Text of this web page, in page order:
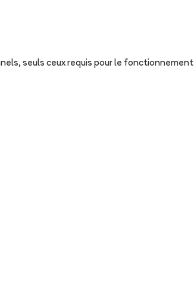
seuls ceux requis pour le fonctionnement